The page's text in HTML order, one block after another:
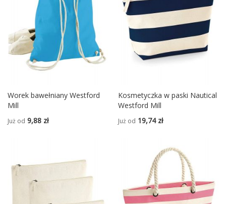
Worek bawełniany Westford
Mill
Już od 9,88 zł
Kosmetyczka w paski Nautical
Westford Mill
Już od 19,74 zł